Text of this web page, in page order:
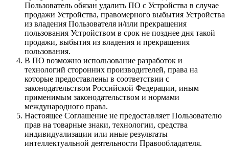
Пользователь обязан удалить ПО с Устройства в случае
продажи Устройства, правомерного выбытия Устройства
из владения Пользователя и/или прекращения
пользования Устройством в срок не позднее дня такой
продажи, выбытия из владения и прекращения
пользования.
В ПО возможно использование разработок и
технологий сторонних производителей, права на
которые предоставлены в соответствии с
законодательством Российской Федерации, иным
применимым законодательством и нормами
международного права.
Настоящее Соглашение не предоставляет Пользователю
прав на товарные знаки, технологии, средства
индивидуализации или иные результаты
интеллектуальной деятельности Правообладателя.